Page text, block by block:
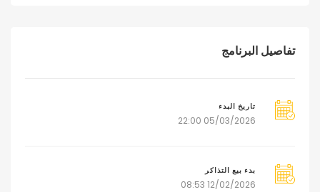
تفاصيل البرنامج
تاريخ البدء
05/03/2026 22:00
بدء بيع التذاكر
12/02/2026 08:53